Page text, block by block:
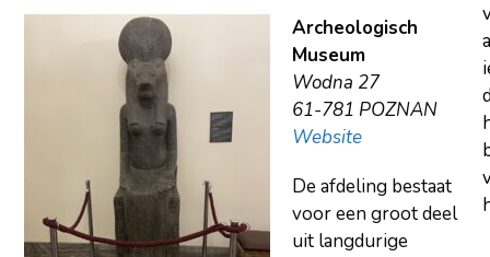
Archeologisch
Museum
Wodna 27
61-781 POZNAN
Website
De afdeling bestaat
voor een groot deel
uit langdurige